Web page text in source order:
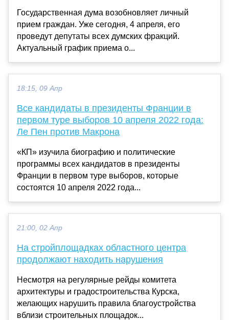
Государственная дума возобновляет личный
прием граждан. Уже сегодня, 4 апреля, его
проведут депутаты всех думских фракций.
Актуальный график приема о...
18:15, 09 Апр
Все кандидаты в президенты Франции в
первом туре выборов 10 апреля 2022 года:
Ле Пен против Макрона
«КП» изучила биографию и политические
программы всех кандидатов в президенты
Франции в первом туре выборов, которые
состоятся 10 апреля 2022 года...
21:00, 02 Апр
На стройплощадках областного центра
продолжают находить нарушения
Несмотря на регулярные рейды комитета
архитектуры и градостроительства Курска,
желающих нарушить правила благоустройства
вблизи строительных площадок...